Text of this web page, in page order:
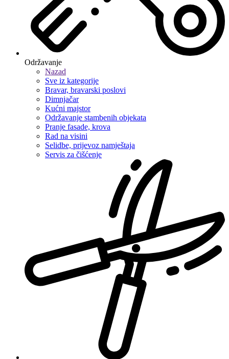
Održavanje
Nazad
Sve iz kategorije
Bravar, bravarski poslovi
Dimnjačar
Kućni majstor
Održavanje stambenih objekata
Pranje fasade, krova
Rad na visini
Selidbe, prijevoz namještaja
Servis za čišćenje